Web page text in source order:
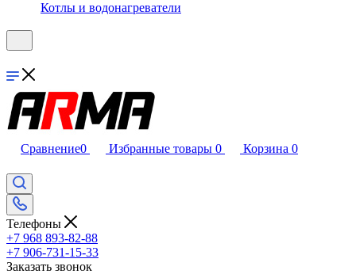
Котлы и водонагреватели
Сравнение0 Избранные товары 0 Корзина 0
Телефоны
+7 968 893-82-88
+7 906-731-15-33
Заказать звонок